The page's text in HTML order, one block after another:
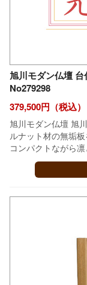
旭川モダン仏壇
No279298
379,500円（税込）
旭川モダン仏壇 旭
ルナット材の無垢
コンパクトながら